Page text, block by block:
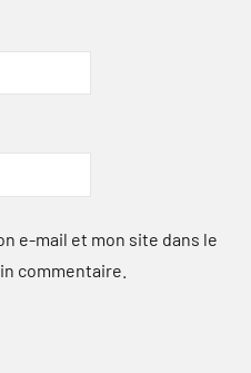
e-mail et mon site dans le
commentaire.